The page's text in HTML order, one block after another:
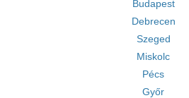
Budapest
Debrecen
Szeged
Miskolc
Pécs
Győr